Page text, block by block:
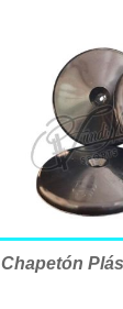
Chapetón